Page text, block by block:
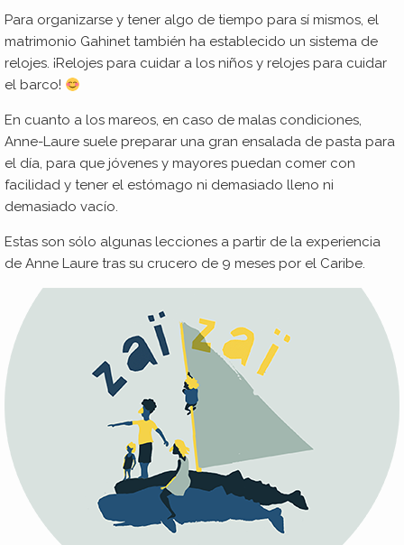
Para organizarse y tener algo de tiempo para sí mismos, el
matrimonio Gahinet también ha establecido un sistema de
relojes. ¡Relojes para cuidar a los niños y relojes para cuidar
el barco!
En cuanto a los mareos, en caso de malas condiciones,
Anne-Laure suele preparar una gran ensalada de pasta para
el día, para que jóvenes y mayores puedan comer con
facilidad y tener el estómago ni demasiado lleno ni
demasiado vacío.
Estas son sólo algunas lecciones a partir de la experiencia
de Anne Laure tras su crucero de 9 meses por el Caribe.